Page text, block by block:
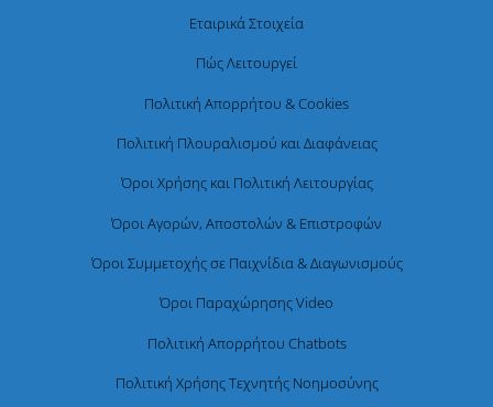
Εταιρικά Στοιχεία
Πώς Λειτουργεί
Πολιτική Απορρήτου & Cookies
Πολιτική Πλουραλισμού και Διαφάνειας
Όροι Χρήσης και Πολιτική Λειτουργίας
Όροι Αγορών, Αποστολών & Επιστροφών
Όροι Συμμετοχής σε Παιχνίδια & Διαγωνισμούς
Όροι Παραχώρησης Video
Πολιτική Απορρήτου Chatbots
Πολιτική Χρήσης Τεχνητής Νοημοσύνης